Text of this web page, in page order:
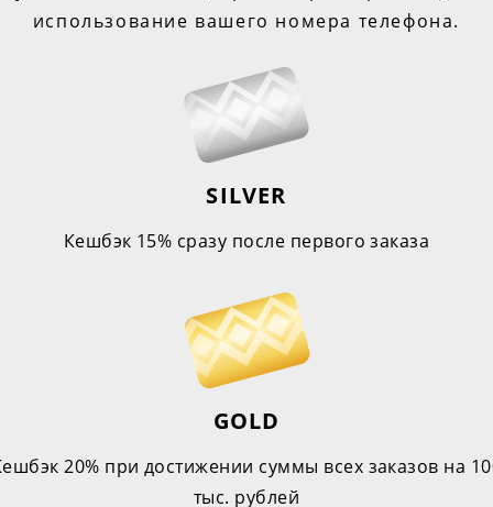
использование вашего номера телефона.
SILVER
Кешбэк 15% сразу после первого заказа
GOLD
20% при достижении суммы всех заказов на
тыс. рублей